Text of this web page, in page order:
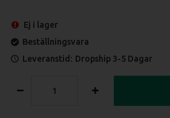
Ej i lager
Beställningsvara
Leveranstid: Dropship 3-5 Dagar